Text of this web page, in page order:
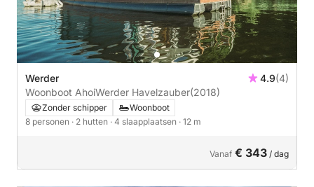
Werder 4.9(4)
Woonboot AhoiWerder Havelzauber(2018)
Zonder schipper
Woonboot
8 personen · 2 hutten · 4 slaapplaatsen · 12 m
Vanaf € 343 / dag